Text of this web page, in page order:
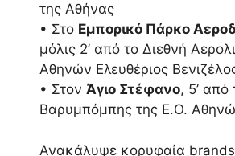
της Αθήνας
• Στο Εμπορικό Πάρκο
μόλις 2’ από το Διεθνή
Αθηνών Ελευθέριος
• Στον Άγιο Στέφανο, 5’ από
Βαρυμπόμπης της Ε.Ο.
Ανακάλυψε κορυφαία